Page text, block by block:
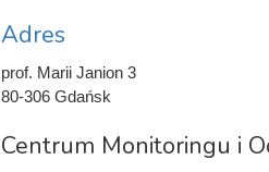
Adres
prof. Marii Janion 3
80-306 Gdańsk
Centrum Monitoringu i